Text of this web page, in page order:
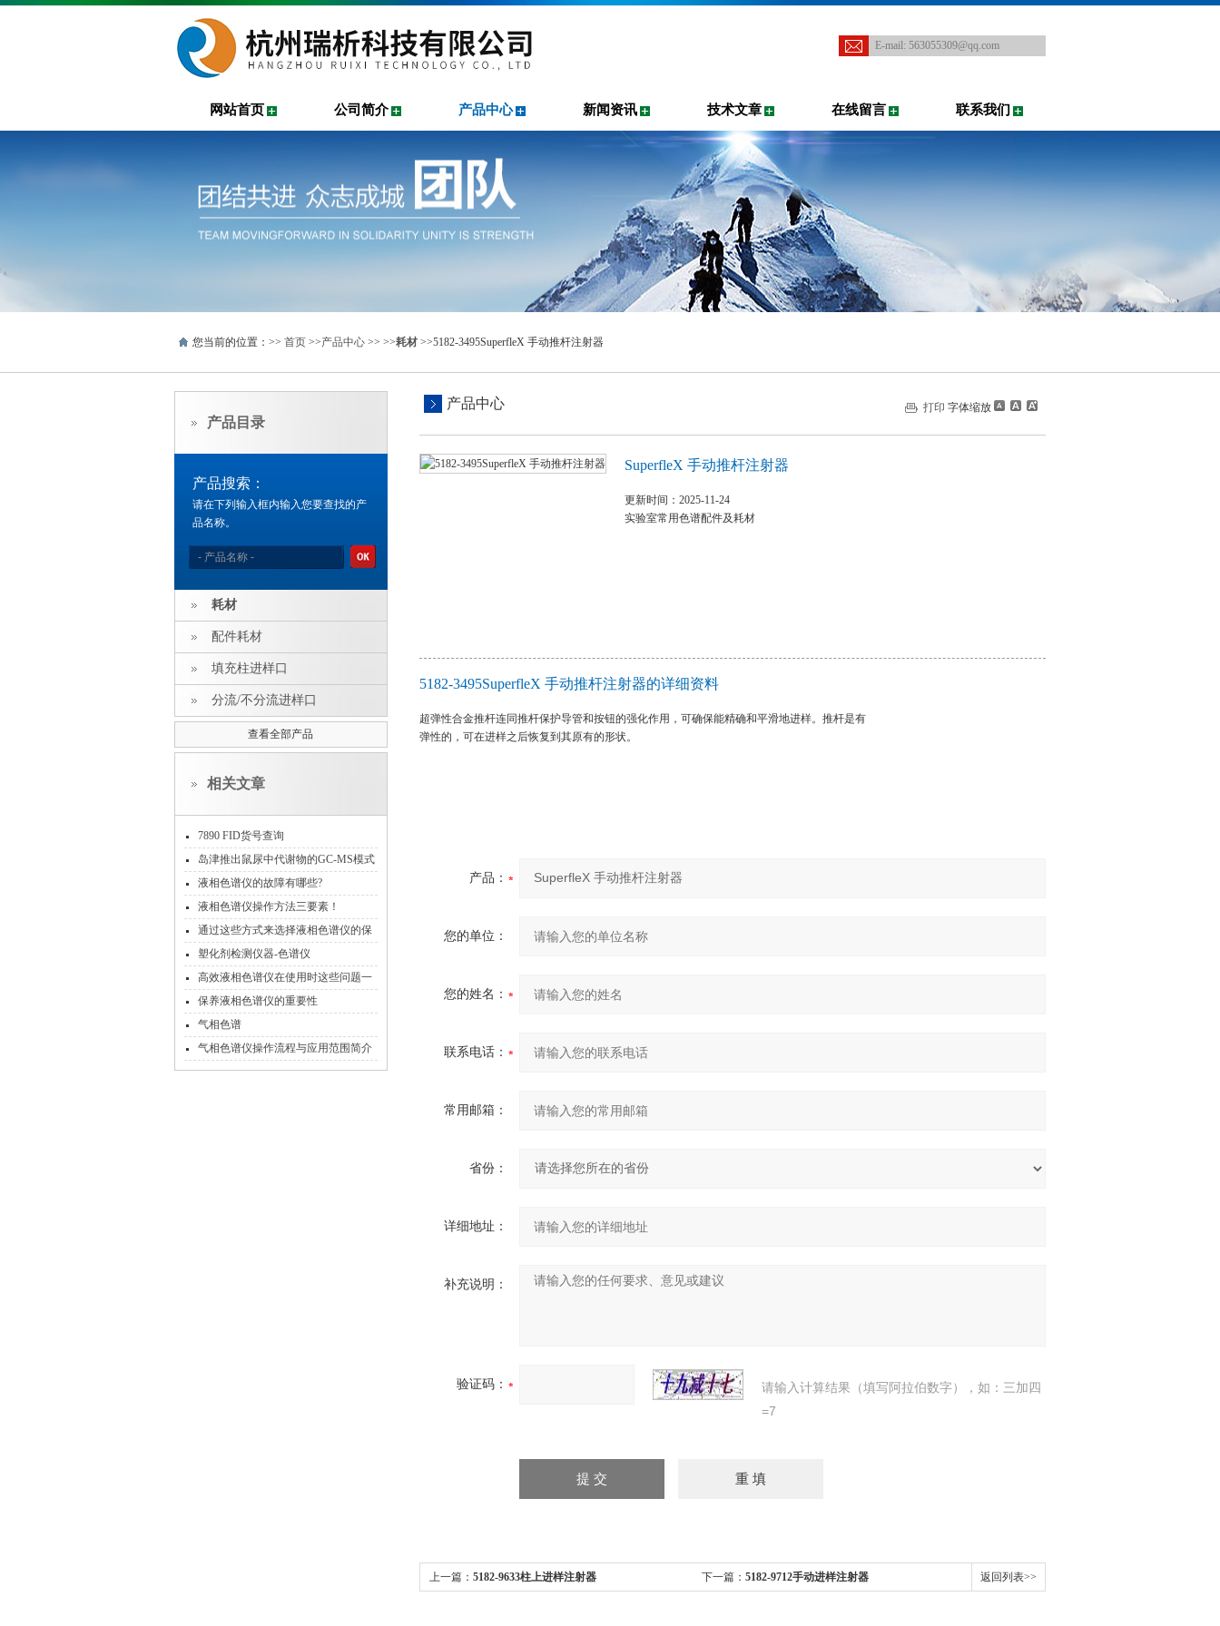
E-mail: 563055309@qq.com
网站首页 公司简介 产品中心 新闻资讯 技术文章 在线留言 联系我们
您当前的位置：>> 首页 >>产品中心 >> >>耗材 >>5182-3495SuperfleX 手动推杆注射器
产品目录
产品搜索：
请在下列输入框内输入您要查找的产
品名称。
耗材
配件耗材
填充柱进样口
分流/不分流进样口
查看全部产品
相关文章
7890 FID货号查询
岛津推出鼠尿中代谢物的GC-MS模式
分析方案
液相色谱仪的故障有哪些?
液相色谱仪操作方法三要素！
通过这些方式来选择液相色谱仪的保
护柱，让你少花冤枉钱
塑化剂检测仪器-色谱仪
高效液相色谱仪在使用时这些问题一
定要注意！
保养液相色谱仪的重要性
气相色谱
气相色谱仪操作流程与应用范围简介
产品中心 打印 字体缩放
SuperfleX 手动推杆注射器
更新时间：2025-11-24
实验室常用色谱配件及耗材
5182-3495SuperfleX 手动推杆注射器的详细资料
超弹性合金推杆连同推杆保护导管和按钮的强化作用，可确保能精确和平滑地进样。推杆是有
弹性的，可在进样之后恢复到其原有的形状。
产品：
您的单位：
您的姓名：
联系电话：
常用邮箱：
省份：
详细地址：
补充说明：
验证码：
请输入计算结果（填写阿拉伯数字），如：三加四
=7
上一篇： 5182-9633柱上进样注射器 下一篇： 5182-9712手动进样注射器 返回列表>>